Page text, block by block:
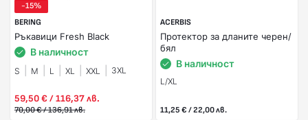
-15%
BERING
Ръкавици Fresh Black
В наличност
S M L XL XXL 3XL
59,50 € / 116,37 лв.
70,00 € / 136,91 лв.
ACERBIS
Протектор за дланите черен/
бял
В наличност
L/XL
11,25 € / 22,00 лв.